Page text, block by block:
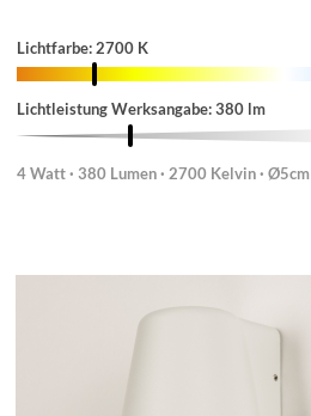
Lichtfarbe: 2700 K
Lichtleistung Werksangabe: 380 lm
4 Watt · 380 Lumen · 2700 Kelvin · Ø5cm